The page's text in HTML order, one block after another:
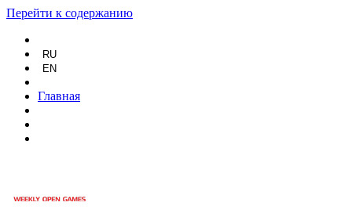
Перейти к содержанию
RU
EN
Главная